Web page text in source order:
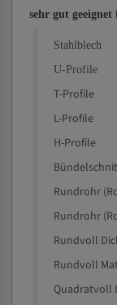
sehr gut geeignet
Stahlblech
U-Profile
T-Profile
L-Profile
H-Profile
Rundrohr
Rundrohr
Rundvoll
Rundvoll
Quadratvoll